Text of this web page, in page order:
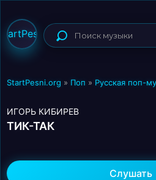
StartPesni.org » Поп » Русская поп-
ИГОРЬ КИБИРЕВ
ТИК-ТАК
Слушать